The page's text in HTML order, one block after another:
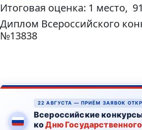
Итоговая оценка: 1 место,
Диплом Всероссийского
№13838
22 АВГУСТА — ПРИЁМ ЗАЯВОК
Всероссийские
коДню